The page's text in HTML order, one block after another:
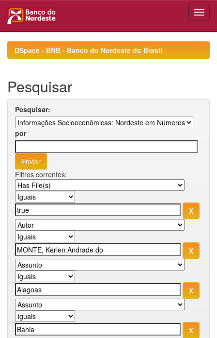
navigationDSpace - BNB - Banco do Nordeste do Brasil
Pesquisar
Pesquisar:
por
Filtros correntes: